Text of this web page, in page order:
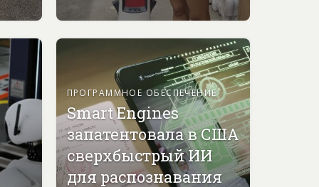
ПРОГРАММНОЕ ОБЕСПЕЧЕНИЕ
Smart Engines
запатентовала в США
сверхбыстрый ИИ
для распознавания